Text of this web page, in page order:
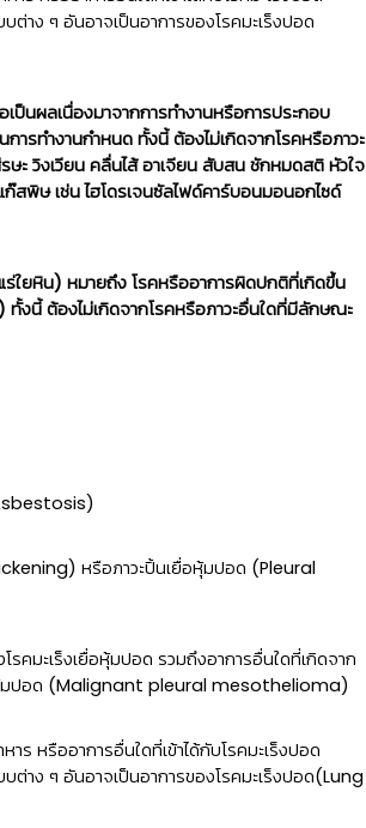
าง ๆ อันอาจเป็นอาการของโรคมะเร็งปอด
ป็นผลเนื่องมาจากการทำงานหรือการประกอบ
รทำงานกำหนด ทั้งนี้ ต้องไม่เกิดจากโรคหรือภาวะ
ะ วิงเวียน คลื่นไส้ อาเจียน สับสน ชักหมดสติ หัวใจ
สพิษ เช่น ไฮโดรเจนซัลไฟด์คาร์บอนมอนอกไซด์
ใยหิน) หมายถึง โรคหรืออาการผิดปกติที่เกิดขึ้น
งนี้ ต้องไม่เกิดจากโรคหรือภาวะอื่นใดที่มีลักษณะ
หรือภาวะปิ้นเยื่อหุ้มปอด (Pleural
คมะเร็งเยื่อหุ้มปอด รวมถึงอาการอื่นใดที่เกิดจาก
ยื่อหุ้มปอด (Malignant pleural mesothelioma)
ร หรืออาการอื่นใดที่เข้าได้กับโรคมะเร็งปอด
ต่าง ๆ อันอาจเป็นอาการของโรคมะเร็งปอด(Lung